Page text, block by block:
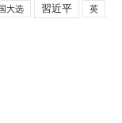
大选 習近平 英